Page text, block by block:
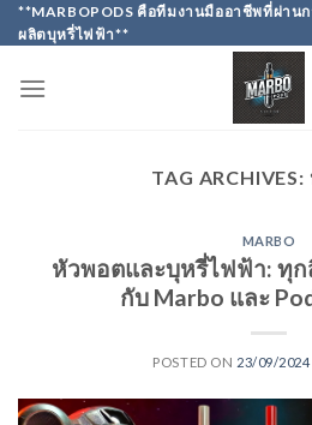
Skip
to
**MARBOPODS คือทีมงานมืออาชีพที่ผ่าน
ผลิตบุหรี่ไฟฟ้า**
TAG ARCHIVES:
MARBO
หัวพอตและบุหรี่ไฟฟ้า: ทุ
กับ Marbo และ
POSTED ON 23/09/2024